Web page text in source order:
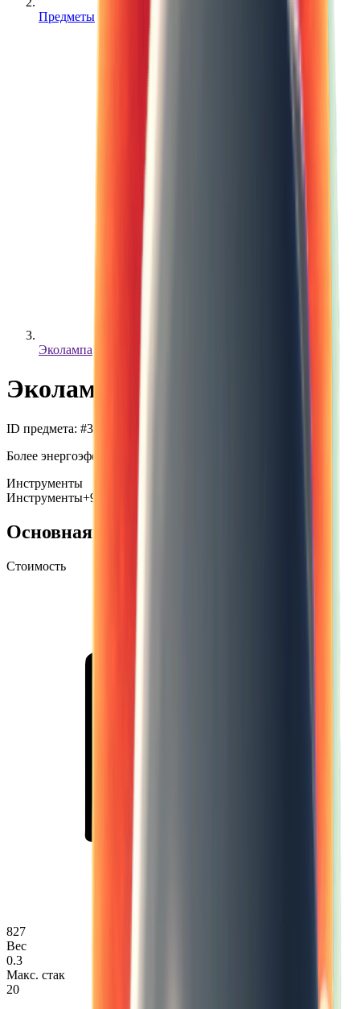
Предметы
Эколампа
Эколампа
ID предмета: #334
Более энергоэффективная, но, похоже, низкого качества.
Инструменты
Инструменты+99
Основная информация
Стоимость
827
Вес
0.3
Макс. стак
20